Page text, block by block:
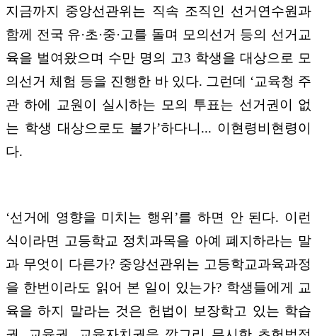
지금까지 중앙선관위는 직속 조직인 선거연수원과
함께 전국 유·초·중·고를 돌며 모의선거 등의 선거교
육을 벌여왔으며 수만 명의 고3 학생을 대상으로 모
의선거 체험 등을 진행한 바 있다. 그런데 ‘교육청 주
관 하에 교원이 실시하는 모의 투표는 선거권이 없
는 학생 대상으로도 불가’하다니... 이현령비현령이
다.
‘선거에 영향을 미치는 행위’를 하면 안 된다. 이런
식이라면 고등학교 정치과목을 아예 폐지하라는 말
과 무엇이 다른가? 중앙선관위는 고등학교과육과정
을 한번이라도 읽어 본 일이 있는가? 학생들에게 교
육을 하지 말라는 것은 헌법이 보장학고 있는 학습